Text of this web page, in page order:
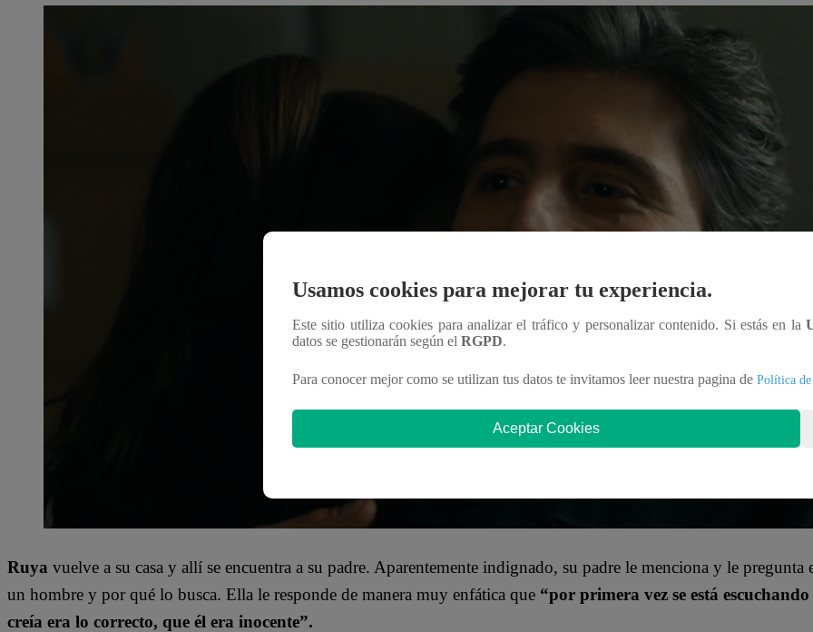
Ruya vuelve a su casa y allí se encuentra a su padre. Aparentemente indignado, su padre le menciona y le pregunta
un hombre y por qué lo busca. Ella le responde de manera muy enfática que “por primera vez se está
creía era lo correcto, que él era inocente”.
Usamos cookies para mejorar tu experiencia.
Este sitio utiliza cookies para analizar el tráfico y personalizar contenido. Si estás en la
datos se gestionarán según el RGPD.
Para conocer mejor como se utilizan tus datos te invitamos leer nuestra pagina de Política
Aceptar Cookies